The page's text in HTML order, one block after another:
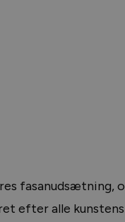
fasanudsætning,
efter alle kunstens